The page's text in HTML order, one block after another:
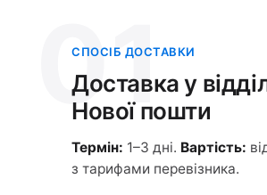
01
СПОСІБ ДОСТАВКИ
Доставка у
Нової пошти
Термін: 1–3 дні. Вартість:
з тарифами перевізника.